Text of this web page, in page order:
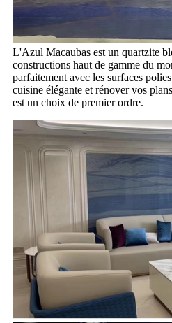
L'Azul Macaubas est un quartzite
constructions haut de gamme du
parfaitement avec les surfaces
cuisine élégante et rénover vos
est un choix de premier ordre.